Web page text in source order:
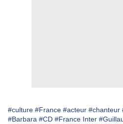
#culture #France #acteur #chanteur
#Barbara #CD #France Inter